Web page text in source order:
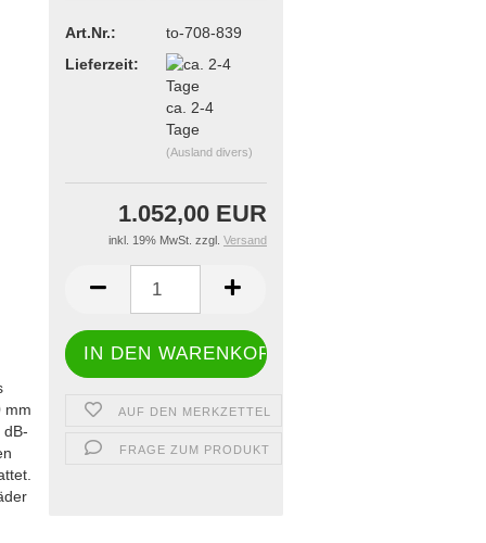
Art.Nr.:
to-708-839
Lieferzeit:
ca. 2-4
Tage
(Ausland divers)
1.052,00 EUR
inkl. 19% MwSt. zzgl. Versand
AUF DEN MERKZETTEL
FRAGE ZUM PRODUKT
mm
dB-